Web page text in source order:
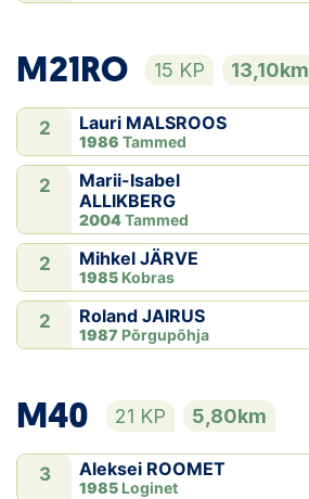
M21RO 15 KP 13,10km
2 Lauri MALSROOS
1986 Tammed
2
Marii-Isabel
ALLIKBERG
2004Tammed
2 Mihkel JÄRVE
1985 Kobras
2 Roland JAIRUS
1987 Põrgupõhja
M40 21 KP 5,80km
3 Aleksei ROOMET
1985 Loginet